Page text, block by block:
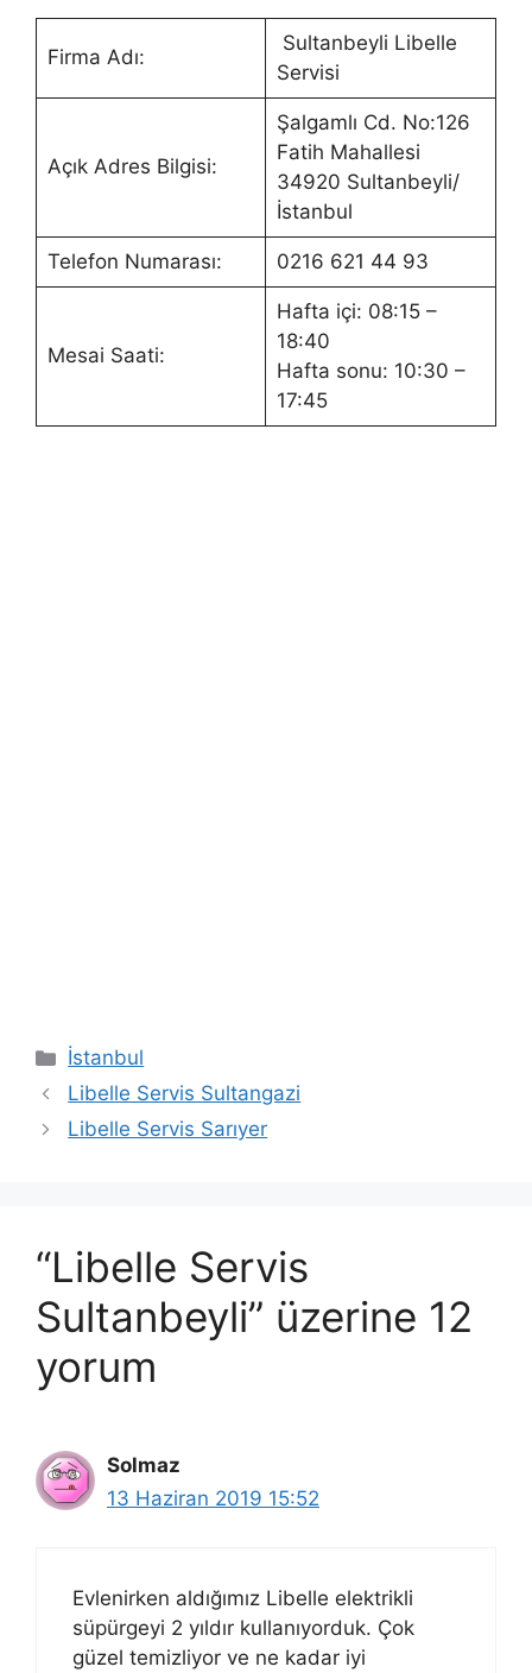
Firma Adı:
Sultanbeyli Libelle
Servisi
Açık Adres Bilgisi:
Şalgamlı Cd. No:126
Fatih Mahallesi
34920 Sultanbeyli/
İstanbul
Telefon Numarası: 0216 621 44 93
Mesai Saati:
Hafta içi: 08:15 –
18:40
Hafta sonu: 10:30 –
17:45
Kategoriler
İstanbul
Libelle Servis Sultangazi
Libelle Servis Sarıyer
“Libelle Servis
Sultanbeyli” üzerine 12
yorum
Solmaz
13 Haziran 2019 15:52
Evlenirken aldığımız Libelle elektrikli
süpürgeyi 2 yıldır kullanıyorduk. Çok
güzel temizliyor ve ne kadar iyi